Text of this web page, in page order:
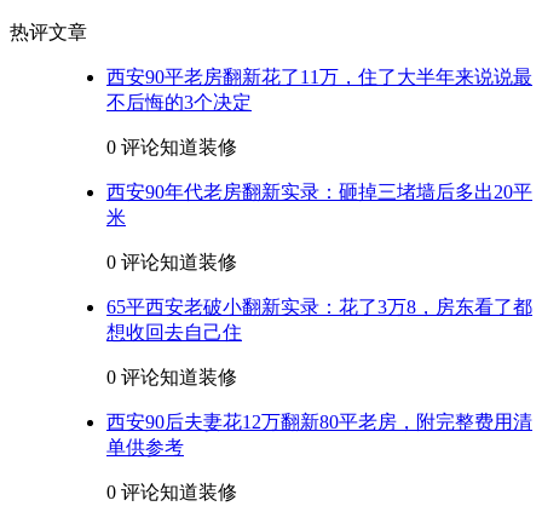
热评文章
西安90平老房翻新花了11万，住了大半年来说说最
不后悔的3个决定
0 评论知道装修
西安90年代老房翻新实录：砸掉三堵墙后多出20平
米
0 评论知道装修
65平西安老破小翻新实录：花了3万8，房东看了都
想收回去自己住
0 评论知道装修
西安90后夫妻花12万翻新80平老房，附完整费用清
单供参考
0 评论知道装修